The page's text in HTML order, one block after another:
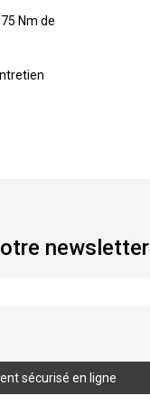
Nm de
newsletter
sécurisé en ligne